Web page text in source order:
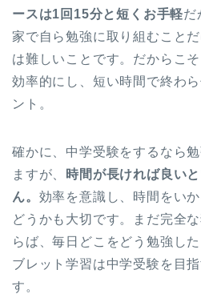
ースは1回15分と短くお手軽だ
家で自ら勉強に取り組むこと
は難しいことです。だからこ
効率的にし、短い時間で終わ
ント。
確かに、中学受験をするなら
ますが、
時間が長ければ良い
ん。 効率を意識し、時間をい
どうかも大切です。まだ完全
らば、毎日どこをどう勉強し
ブレット学習は中学受験を目
す。